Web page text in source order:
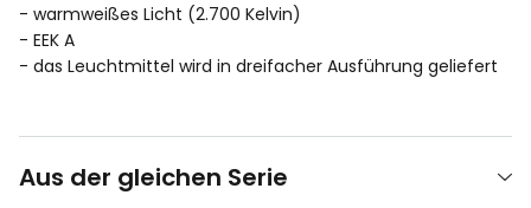
- warmweißes Licht (2.700 Kelvin)
- EEK A
- das Leuchtmittel wird in dreifacher Ausführung geliefert
Aus der gleichen Serie